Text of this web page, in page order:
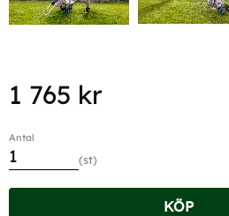
1 765 kr
Antal
st
KÖP